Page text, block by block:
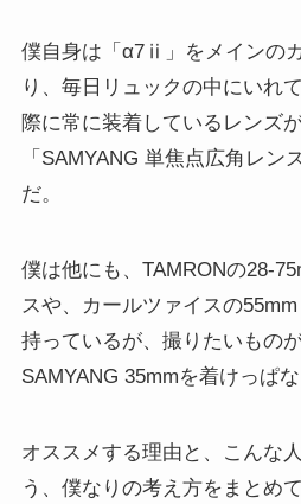
僕自身は「α7ⅱ」をメインの
り、毎日リュックの中にいれ
際に常に装着しているレンズ
「SAMYANG 単焦点広角レン
だ。
僕は他にも、TAMRONの28-
スや、カールツァイスの
持っているが、撮りたいもの
SAMYANG 35mmを着けっぱな
オススメする理由と、こんな
う、僕なりの考え方をまとめて